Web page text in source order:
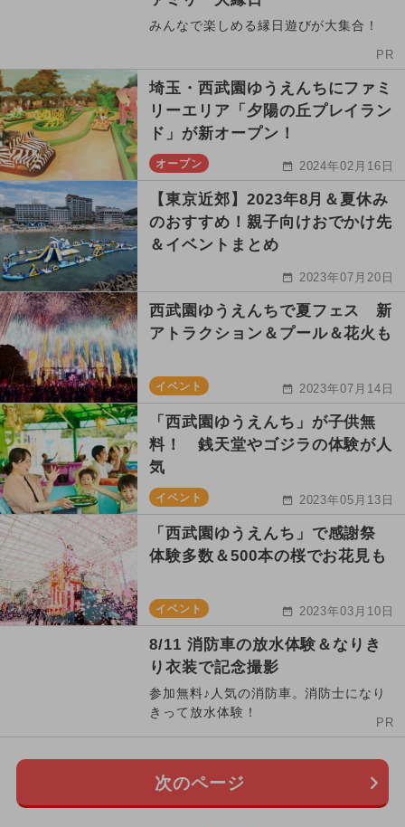
みんなで楽しめる縁日遊びが大集合！
PR
埼玉・西武園ゆうえんちにファミ
リーエリア「夕陽の丘プレイラン
ド」が新オープン！
オープン 2024年02月16日
【東京近郊】2023年8月＆夏休み
のおすすめ！親子向けおでかけ先
＆イベントまとめ
2023年07月20日
西武園ゆうえんちで夏フェス 新
アトラクション＆プール＆花火も
イベント 2023年07月14日
「西武園ゆうえんち」が子供無
料！ 銭天堂やゴジラの体験が人
気
イベント 2023年05月13日
「西武園ゆうえんち」で感謝祭
体験多数＆500本の桜でお花見も
イベント 2023年03月10日
8/11 消防車の放水体験＆なりき
り衣装で記念撮影
参加無料♪人気の消防車。消防士になり
きって放水体験！
PR
次のページ